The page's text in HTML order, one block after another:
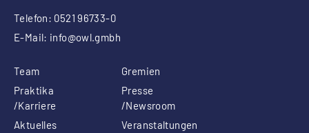
Telefon: 0521 96733-0
E-Mail: info@owl.gmbh
Team
Gremien
Praktika
/Karriere
Presse
/Newsroom
Aktuelles
Veranstaltungen